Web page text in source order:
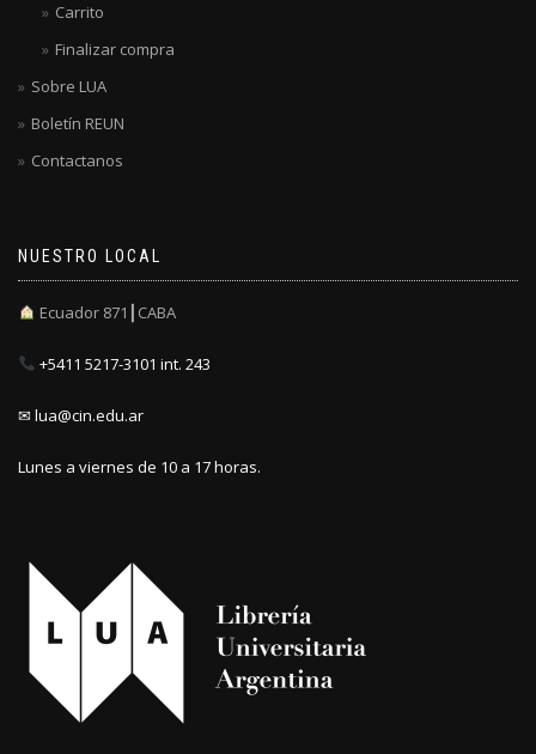
Carrito
Finalizar compra
Sobre LUA
Boletín REUN
Contactanos
NUESTRO LOCAL
Ecuador 871┃CABA
+5411 5217-3101 int. 243
✉ lua@cin.edu.ar
Lunes a viernes de 10 a 17 horas.